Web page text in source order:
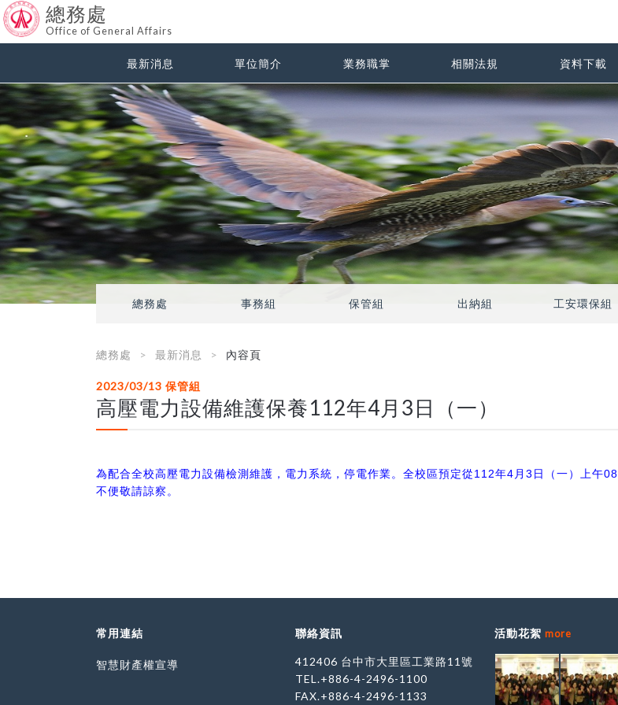
總務處
Office of General Affairs
最新消息 單位簡介 業務職掌 相關法規 資料下載
總務處 事務組 保管組 出納組 工安環保組
總務處 最新消息 內容頁
2023/03/13 保管組
高壓電力設備維護保養112年4月3日（一）
為配合全校高壓電力設備檢測維護，電力系統，停電作業。全校區預定從112年4 月 3 日（一）上午08
不便敬請諒察。
常用連結
智慧財產權宣導
聯絡資訊
412406 台中市大里區工業路11號
TEL.+886-4-2496-1100
FAX.+886-4-2496-1133
活動花絮 more